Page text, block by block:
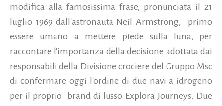
modifica alla famosissima frase, pronunciata il 21
luglio 1969 dall'astronauta Neil Armstrong, primo
essere umano a mettere piede sulla luna, per
raccontare l'importanza della decisione adottata dai
responsabili della Divisione crociere del Gruppo Msc
di confermare oggi l'ordine di due navi a idrogeno
per il proprio brand di lusso Explora Journeys. Due